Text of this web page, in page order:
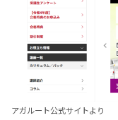
アガルート公式サイトより